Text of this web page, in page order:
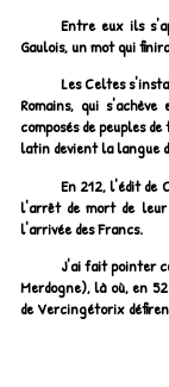
Entre eux ils
Gaulois, un mot qui
Les Celtes
Romains, qui
composés de peuples
latin devient la langue
En 212, l'édit de
l'arrêt de mort de leur
l'arrivée des Francs.
J'ai fait pointer
Merdogne), là où, en
de Vercingétorix